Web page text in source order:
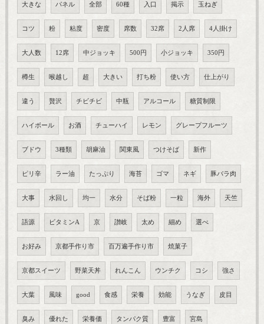
大きな パネル 全部 60種 入口 掲示 玉ねぎ
コツ 粉 粘度 密度 席数 32席 2人席 4人掛け
大人数 12席 中ジョッキ 500円 小ジョッキ 350円
樽生 喉越し 超 大きい 打ち粉 使い方 仕上がり
違う 贅沢 チビチビ 中瓶 アルコール 糖質制限
ハイボール お酒 チューハイ レモン グレープフルーツ
ブドウ 3種類 胡麻油 関東風 つけそば 新作
ピリ辛 ラー油 たっぷり 海苔 ゴマ ネギ 豚バラ肉
大事 水回し 均一 水分 そば粉 一粒 海外 天竺
語源 ビタミンA 京 讃岐 太め 細め 選べ
お好み 京都手作り市 百万遍手作り市 焼菓子
京都スイーツ 野菜天丼 れんこん ウンチク コシ 強さ
大葉 風味 good 食感 栄養 効能 うなぎ 皮目
臭み 優れた 栄養価 タンパク質 豊富 宮島